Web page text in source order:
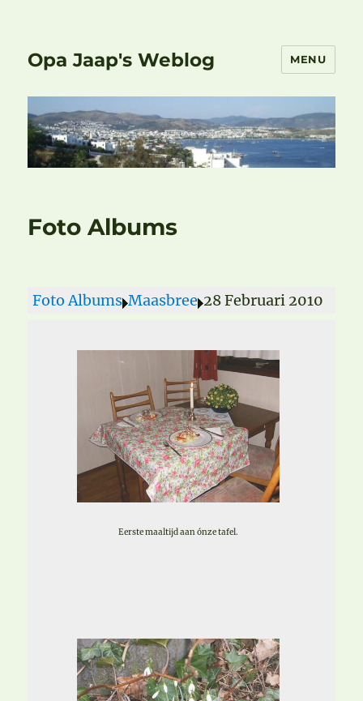
Opa Jaap's Weblog MENU
Foto Albums
Foto Albums Maasbree 28 Februari 2010
Eerste maaltijd aan ónze tafel.